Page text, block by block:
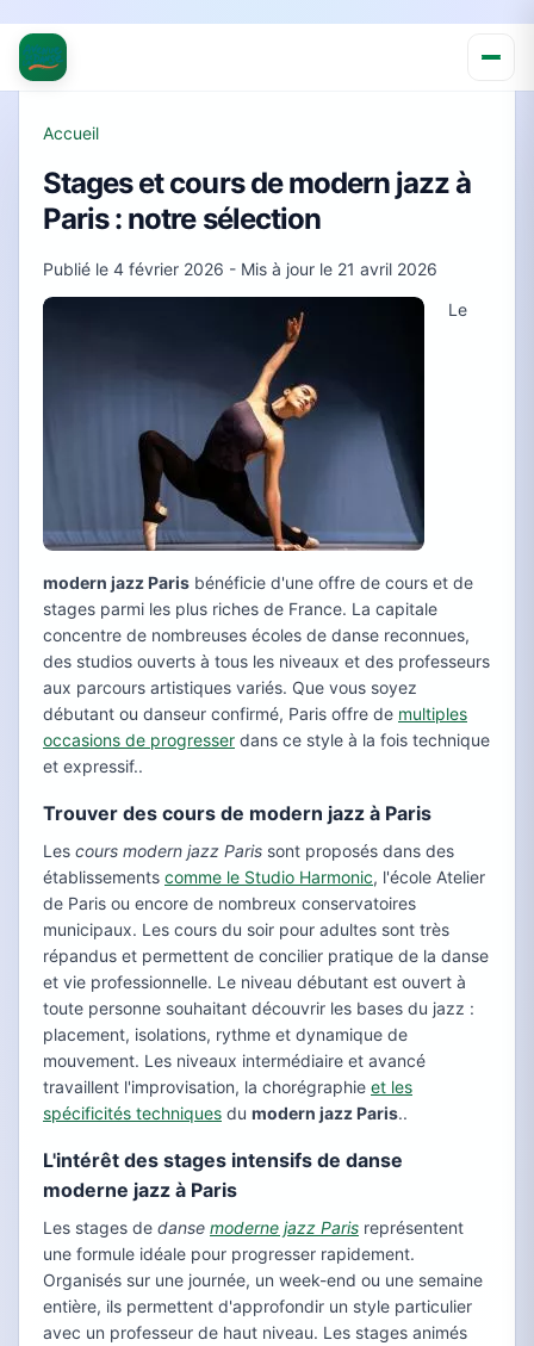
Accueil
Stages et cours de modern jazz à
Paris : notre sélection
Publié le 4 février 2026 - Mis à jour le 21 avril 2026
Le
modern jazz Paris bénéficie d'une offre de cours et de
stages parmi les plus riches de France. La capitale
concentre de nombreuses écoles de danse reconnues,
des studios ouverts à tous les niveaux et des professeurs
aux parcours artistiques variés. Que vous soyez
débutant ou danseur confirmé, Paris offre de multiples
occasions de progresser dans ce style à la fois technique
et expressif..
Trouver des cours de modern jazz à Paris
Les cours modern jazz Paris sont proposés dans des
établissements comme le Studio Harmonic, l'école Atelier
de Paris ou encore de nombreux conservatoires
municipaux. Les cours du soir pour adultes sont très
répandus et permettent de concilier pratique de la danse
et vie professionnelle. Le niveau débutant est ouvert à
toute personne souhaitant découvrir les bases du jazz :
placement, isolations, rythme et dynamique de
mouvement. Les niveaux intermédiaire et avancé
travaillent l'improvisation, la chorégraphie et les
spécificités techniques du modern jazz Paris..
L'intérêt des stages intensifs de danse
moderne jazz à Paris
Les stages de danse moderne jazz Paris représentent
une formule idéale pour progresser rapidement.
Organisés sur une journée, un week-end ou une semaine
entière, ils permettent d'approfondir un style particulier
avec un professeur de haut niveau. Les stages animés